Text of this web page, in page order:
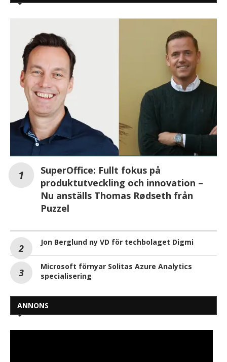
SuperOffice: Fullt fokus på
produktutveckling och innovation –
Nu anställs Thomas Rødseth från
Puzzel
Jon Berglund ny VD för techbolaget Digmi
Microsoft förnyar Solitas Azure Analytics
specialisering
ANNONS